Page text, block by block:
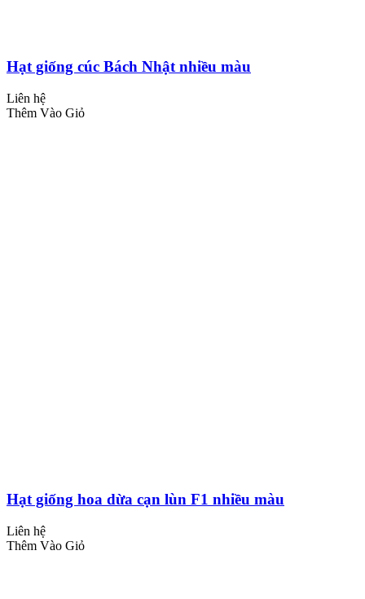
Hạt giống cúc Bách Nhật nhiều màu
Liên hệ
Thêm Vào Giỏ
Hạt giống hoa dừa cạn lùn F1 nhiều màu
Liên hệ
Thêm Vào Giỏ